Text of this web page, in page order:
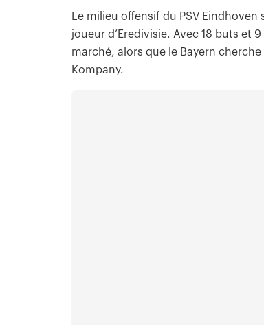
Le milieu offensif du PSV Eindhoven
joueur d’Eredivisie. Avec 18 buts et
marché, alors que le Bayern
Kompany.